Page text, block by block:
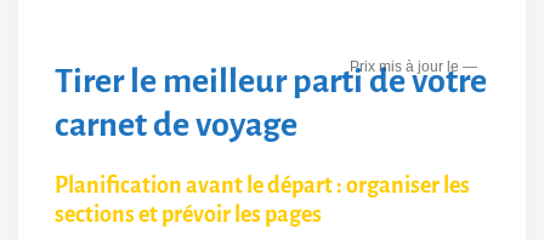
—
Tirer le meilleur parti de votre
carnet de voyage
Planification avant le départ : organiser les
sections et prévoir les pages